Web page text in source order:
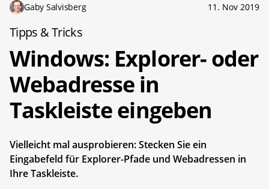
Gaby Salvisberg 11. Nov 2019
Tipps & Tricks
Windows: Explorer- oder
Webadresse in
Taskleiste eingeben
Vielleicht mal ausprobieren: Stecken Sie ein
Eingabefeld für Explorer-Pfade und Webadressen in
Ihre Taskleiste.